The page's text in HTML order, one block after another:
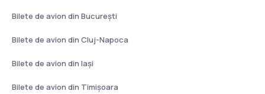
Bilete de avion din București
Bilete de avion din Cluj-Napoca
Bilete de avion din Iași
Bilete de avion din Timișoara